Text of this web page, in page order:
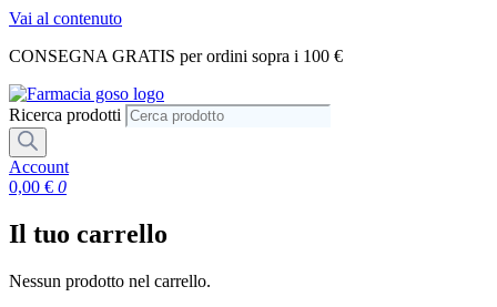
Vai al contenuto
CONSEGNA GRATIS per ordini sopra i 100 €
Ricerca prodotti
Account
0,00 € 0
Il tuo carrello
Nessun prodotto nel carrello.